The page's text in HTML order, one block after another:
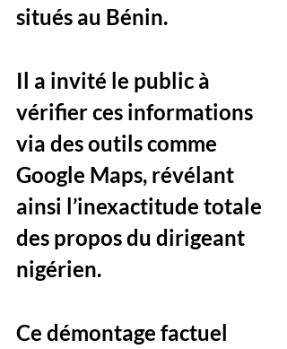
situés au Bénin.
Il a invité le public à
vérifier ces informations
via des outils comme
Google Maps, révélant
ainsi l’inexactitude totale
des propos du dirigeant
nigérien.
Ce démontage factuel